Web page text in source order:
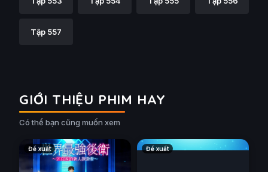
Tập 557
GIỚI THIỆU PHIM HAY
Có thể bạn cũng muốn xem
Đề xuất Đề xuất